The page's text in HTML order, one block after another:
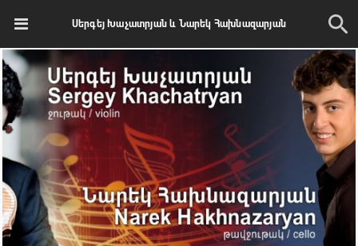
Սերգեյ Խաչատրյան և Նարեկ Հախնազարյան